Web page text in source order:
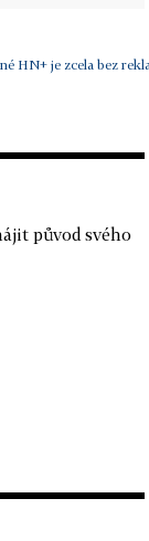
HN+ je zcela bez
původ svého